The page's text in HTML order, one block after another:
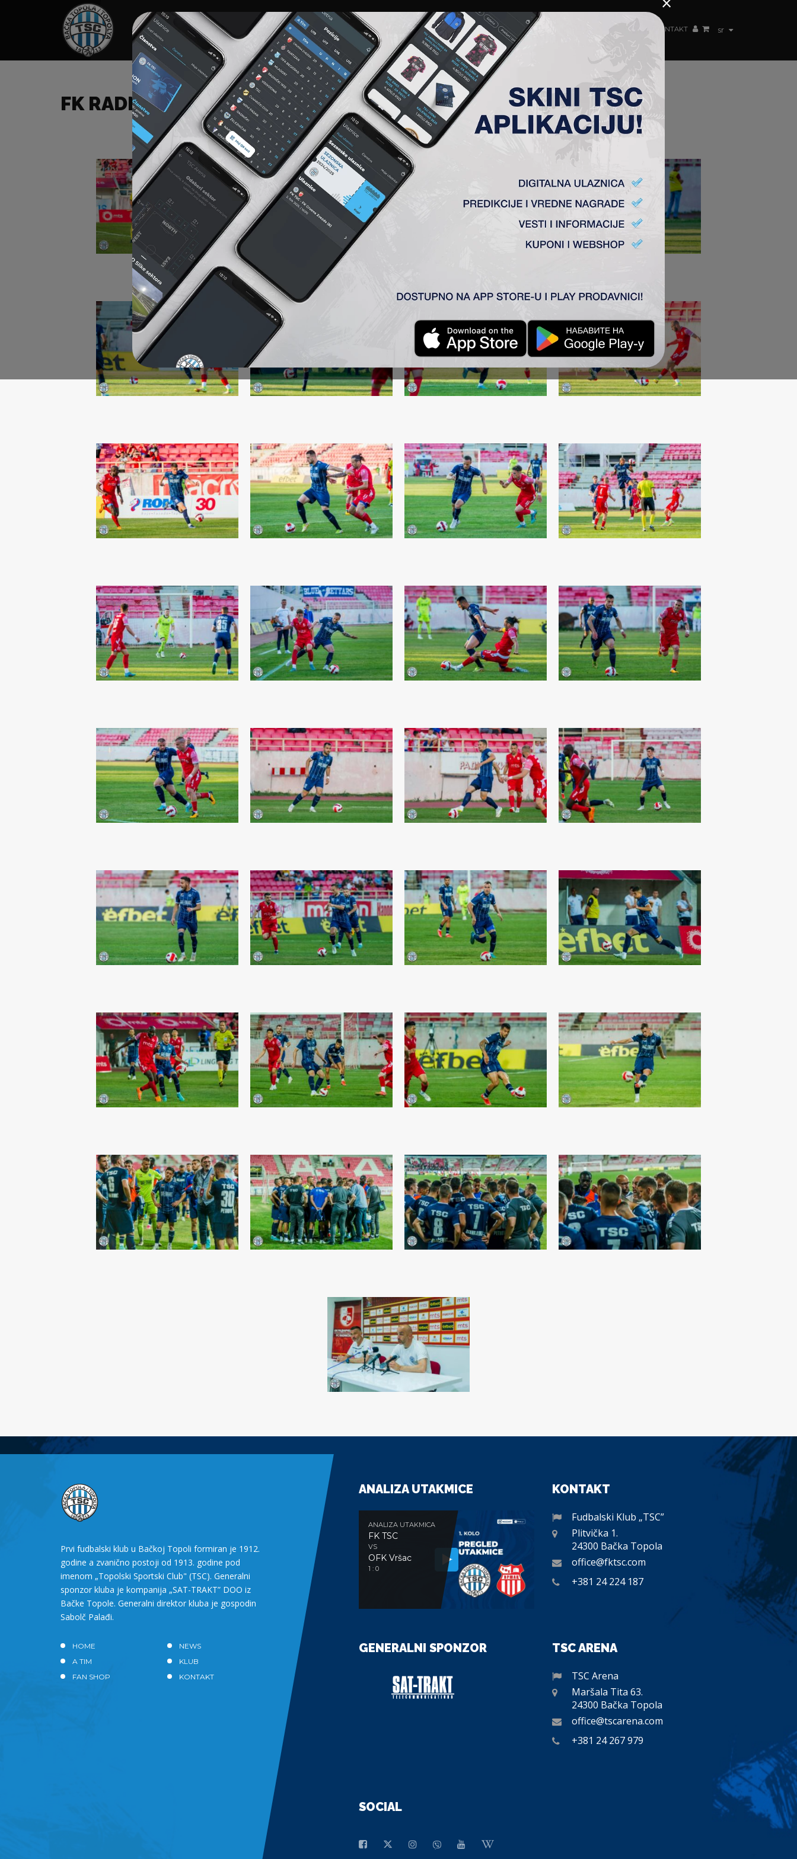
sr
HOME SPONZORI NEWS GALERIJE A TIM ČLANSTVO AKREDITACIJE KLUB AKADEMIJA ŽENSKI TIM KONTAKT
FK RADNIČKI (N) – FK TSC
Prvi fudbalski klub u Bačkoj Topoli formiran je 1912.
godine a zvanično postoji od 1913. godine pod
imenom „Topolski Sportski Club" (TSC). Generalni
sponzor kluba je kompanija „SAT-TRAKT” DOO iz
Bačke Topole. Generalni direktor kluba je gospodin
Sabolč Palađi.
HOME
NEWS
A TIM
KLUB
FAN SHOP
KONTAKT
ANALIZA UTAKMICE
ANALIZA UTAKMICA
FK TSC
VS
OFK Vršac
1 : 0
KONTAKT
Fudbalski Klub „TSC”
Plitvička 1.
24300 Bačka Topola
office@fktsc.com
+381 24 224 187
GENERALNI SPONZOR TSC ARENA
TSC Arena
Maršala Tita 63.
24300 Bačka Topola
office@tscarena.com
+381 24 267 979
SOCIAL